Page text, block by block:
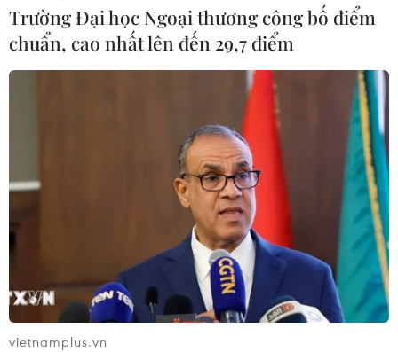
Trường Đại học Ngoại thương công bố điểm
chuẩn, cao nhất lên đến 29,7 điểm
vietnamplus.vn